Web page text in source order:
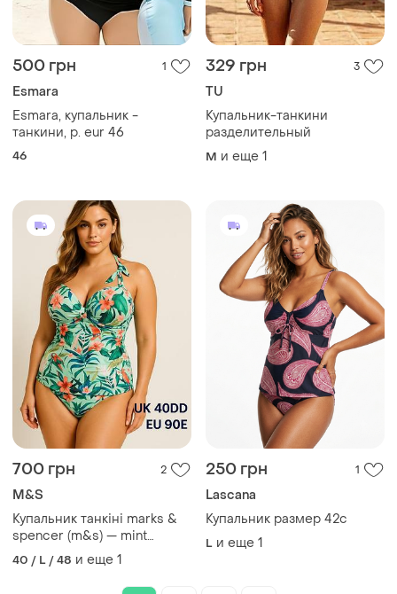
500 грн 1
Esmara
Esmara, купальник -
танкини, р. eur 46
46
329 грн 3
TU
Купальник-танкини
разделительный
M и еще 1
700 грн 2
M&S
Купальник танкіні marks &
spencer (m&s) — mint
tropical
40 / L / 48 и еще 1
250 грн 1
Lascana
Купальник размер 42c
L и еще 1